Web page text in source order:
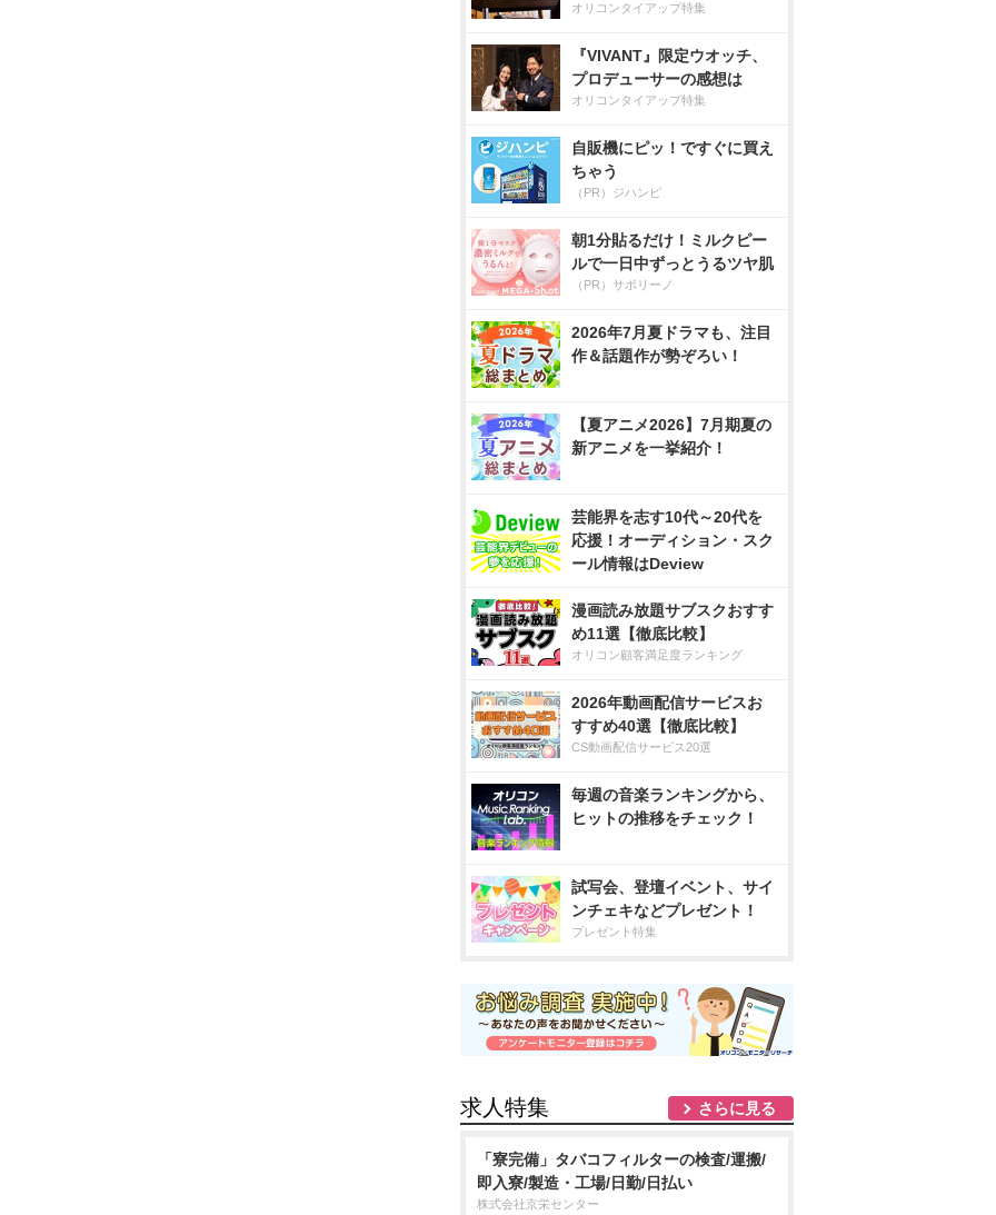
オリコンタイアップ特集
『VIVANT』限定ウオッチ、
プロデューサーの感想は
オリコンタイアップ特集
自販機にピッ！ですぐに買え
ちゃう
（PR）ジハンピ
朝1分貼るだけ！ミルクピー
ルで一日中ずっとうるツヤ肌
（PR）サボリーノ
2026年7月夏ドラマも、注目
作＆話題作が勢ぞろい！
【夏アニメ2026】7月期夏の
新アニメを一挙紹介！
芸能界を志す10代～20代を
応援！オーディション・スク
ール情報はDeview
漫画読み放題サブスクおすす
め11選【徹底比較】
オリコン顧客満足度ランキング
2026年動画配信サービスお
すすめ40選【徹底比較】
CS動画配信サービス20選
毎週の音楽ランキングから、
ヒットの推移をチェック！
試写会、登壇イベント、サイ
ンチェキなどプレゼント！
プレゼント特集
求人特集 さらに見る
「寮完備」タバコフィルターの検査/運搬/
即入寮/製造・工場/日勤/日払い
株式会社京栄センター